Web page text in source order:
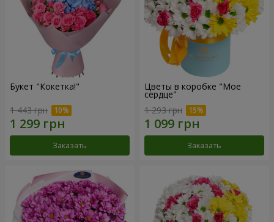
Букет "Кокетка!"
1 443 грн
Заказать
Цветы в коробке "Мое
сердце"
1 293 грн
Заказать